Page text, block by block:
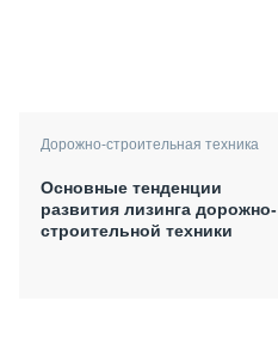
Дорожно-строительная техника
Основные тенденции
развития лизинга дорожно-
строительной техники